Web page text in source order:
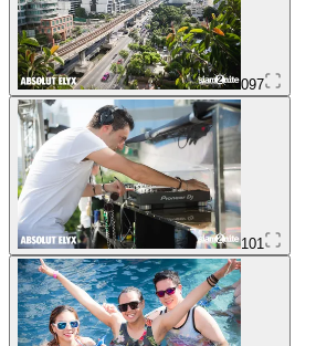
097
101